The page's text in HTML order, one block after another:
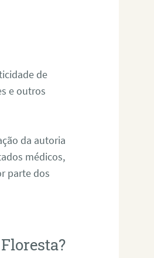
de
e outros
da autoria
médicos,
parte dos